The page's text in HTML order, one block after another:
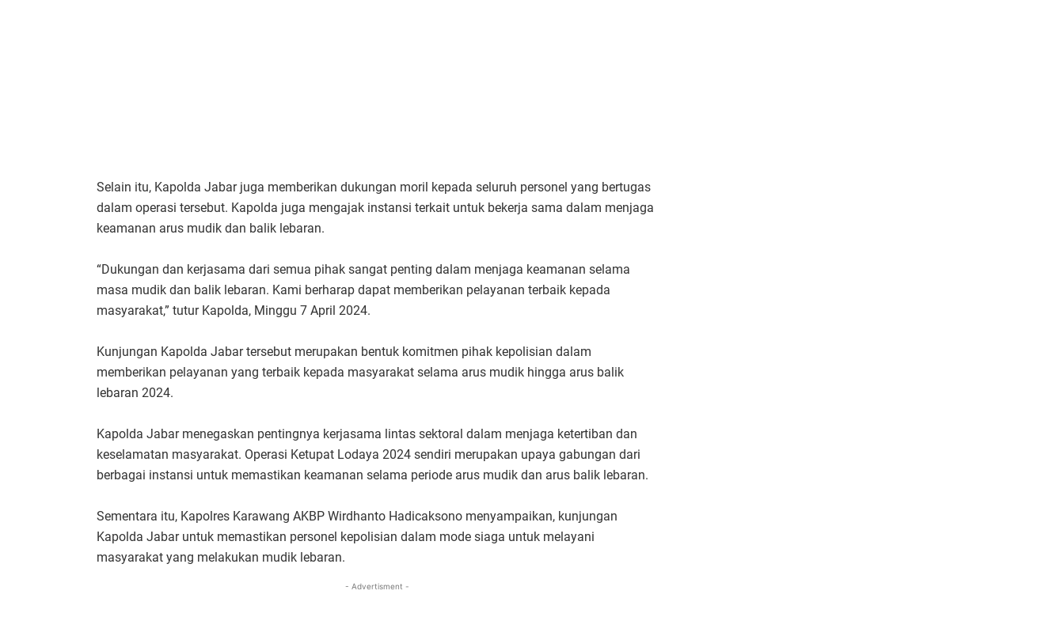
Selain itu, Kapolda Jabar juga memberikan dukungan moril kepada seluruh personel yang bertugas
dalam operasi tersebut. Kapolda juga mengajak instansi terkait untuk bekerja sama dalam menjaga
keamanan arus mudik dan balik lebaran.
“Dukungan dan kerjasama dari semua pihak sangat penting dalam menjaga keamanan selama
masa mudik dan balik lebaran. Kami berharap dapat memberikan pelayanan terbaik kepada
masyarakat,” tutur Kapolda, Minggu 7 April 2024.
Kunjungan Kapolda Jabar tersebut merupakan bentuk komitmen pihak kepolisian dalam
memberikan pelayanan yang terbaik kepada masyarakat selama arus mudik hingga arus balik
lebaran 2024.
Kapolda Jabar menegaskan pentingnya kerjasama lintas sektoral dalam menjaga ketertiban dan
keselamatan masyarakat. Operasi Ketupat Lodaya 2024 sendiri merupakan upaya gabungan dari
berbagai instansi untuk memastikan keamanan selama periode arus mudik dan arus balik lebaran.
Sementara itu, Kapolres Karawang AKBP Wirdhanto Hadicaksono menyampaikan, kunjungan
Kapolda Jabar untuk memastikan personel kepolisian dalam mode siaga untuk melayani
masyarakat yang melakukan mudik lebaran.
- Advertisment -